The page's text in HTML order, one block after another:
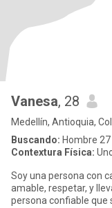
Vanesa, 28
Medellín, Antioquia,
Buscando: Hombre 27
Contextura Física:
Soy una persona con
amable, respetar, y
persona confiable que